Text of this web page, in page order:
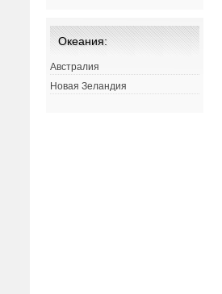
Океания:
Австралия
Новая Зеландия